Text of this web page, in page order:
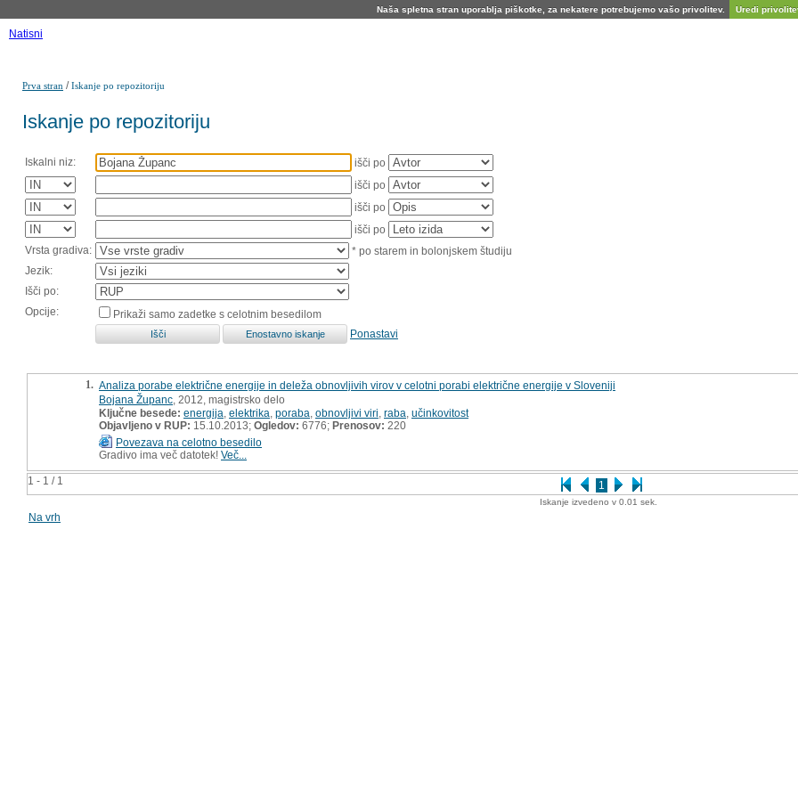
Naša spletna stran uporablja piškotke, za nekatere potrebujemo vašo privolitev. Uredi
Natisni
Prva stran /Iskanje po repozitoriju
Iskanje po repozitoriju
Iskalni niz:
išči po
išči po
išči po
išči po
Vrsta gradiva:
* po starem in bolonjskem študiju
Jezik:
Išči po:
Opcije:
Prikaži samo zadetke s celotnim besedilom
Ponastavi
1 - 1 / 1 1
1. Analiza porabe električne energije in deleža obnovljivih virov v celotni porabi električne energije v Sloveniji
Bojana Županc , 2012, magistrsko delo
Ključne besede: energija elektrika poraba obnovljivi viri raba učinkovitost
Objavljeno v RUP: 15.10.2013; Ogledov: 6776; Prenosov: 220
Povezava na celotno besedilo
Gradivo ima več datotek! Več...
Iskanje izvedeno v 0.01 sek.
Na vrh